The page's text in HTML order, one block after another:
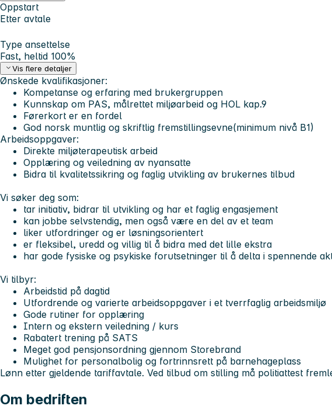
Oppstart
Etter avtale
Type ansettelse
Fast, heltid 100%
Vis flere detaljer
Ønskede kvalifikasjoner:
Kompetanse og erfaring med brukergruppen
Kunnskap om PAS, målrettet miljøarbeid og HOL kap.9
Førerkort er en fordel
God norsk muntlig og skriftlig fremstillingsevne(minimum nivå B1)
Arbeidsoppgaver:
Direkte miljøterapeutisk arbeid
Opplæring og veiledning av nyansatte
Bidra til kvalitetssikring og faglig utvikling av brukernes tilbud
Vi søker deg som:
tar initiativ, bidrar til utvikling og har et faglig engasjement
kan jobbe selvstendig, men også være en del av et team
liker utfordringer og er løsningsorientert
er fleksibel, uredd og villig til å bidra med det lille ekstra
har gode fysiske og psykiske forutsetninger til å delta i spennende
Vi tilbyr:
Arbeidstid på dagtid
Utfordrende og varierte arbeidsoppgaver i et tverrfaglig arbeidsmiljø
Gode rutiner for opplæring
Intern og ekstern veiledning / kurs
Rabatert trening på SATS
Meget god pensjonsordning gjennom Storebrand
Mulighet for personalbolig og fortrinnsrett på barnehageplass
Lønn etter gjeldende tariffavtale. Ved tilbud om stilling må politiattest
Om bedriften